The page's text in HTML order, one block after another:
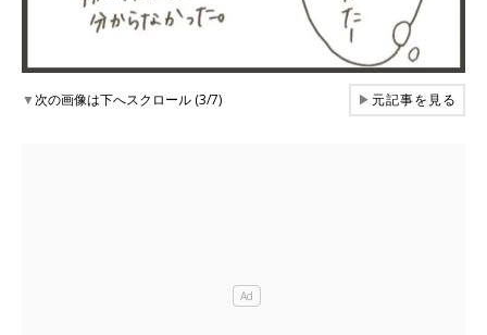
▼次の画像は下へスクロール (3/7) ▶元記事を見る